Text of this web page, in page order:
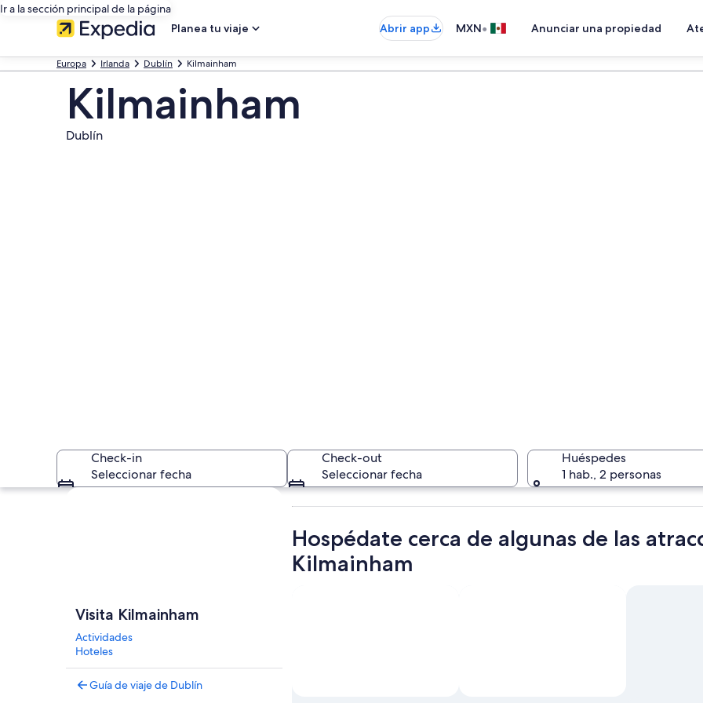
Ir a la sección principal de la página
Planea tu viaje
Abrir app MXN• Anunciar una propiedad
Europa Irlanda Dublín Kilmainham
Kilmainham
Dublín
Un
Check-in
Seleccionar fecha
Check-out
Seleccionar fecha
Huéspedes
1 hab., 2 personas
Explorar mapa
Visita Kilmainham
Actividades
Hoteles
Guía de viaje de Dublín
Hospédate cerca de algunas de las
Kilmainham